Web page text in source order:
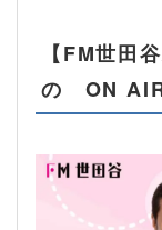
【FM世田
の ON AIR